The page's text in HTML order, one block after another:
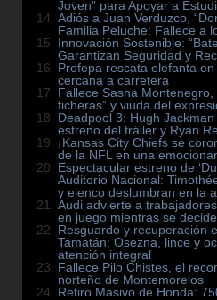
Joven” para Apoyar a
Adiós a Juan Verduzco,
Familia Peluche: Fallece a
Innovación Sostenible:
Garantizan Seguridad y
Profepa rescata elefanta
cercana a carretera
Fallece Sasha Montenegro,
ficheras” y viuda del
Deadpool 3: Hugh Jackman
estreno del tráiler y Ryan
¡Kansas City Chiefs se
de la NFL en una
Espectacular estreno de
Auditorio Nacional:
y elenco deslumbran en la
Audi advierte a
en juego mientras se
Resguardo y recuperación
Tamatán: Osezna, lince y
atención integral
Fallece Pilo Chistes, el
norteño de Montemorelos
Retiro Masivo de Honda: